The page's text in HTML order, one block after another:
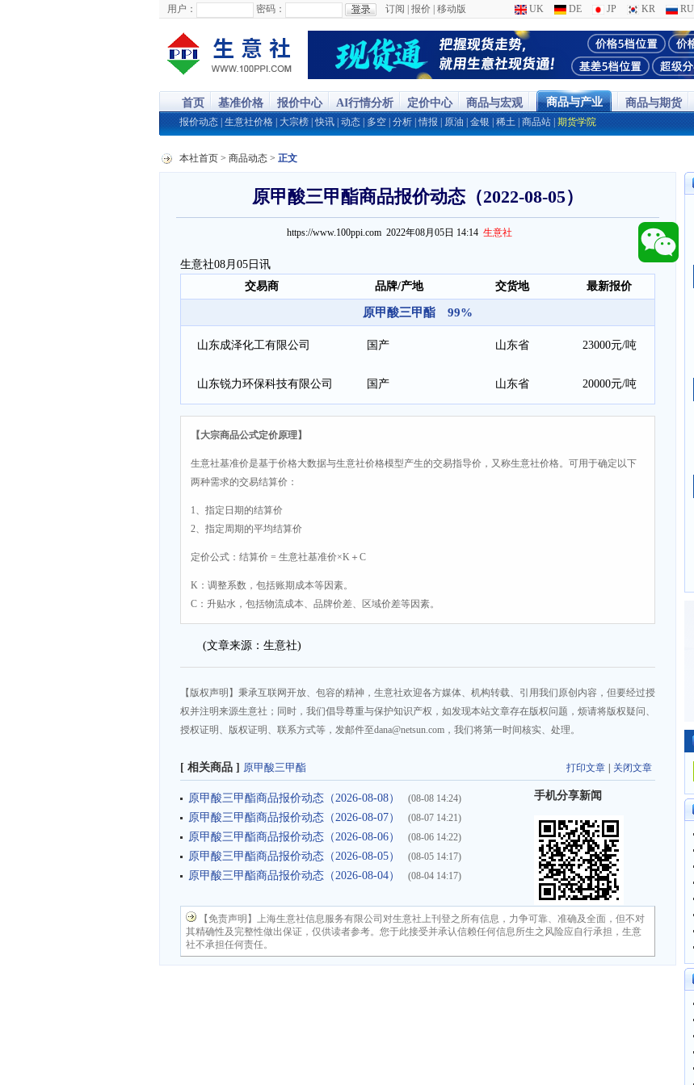
用户： 密码： 订阅 报价 移动版 UK DE JP KR RU
首页 基准价格 报价中心 AI行情分析 定价中心 商品与宏观 商品与产业 商品与期货
报价动态 生意社价格 大宗榜 |快讯 动态 多空 分析 |情报 原油 金银 稀土 商品站 期货学院
本社首页 > 商品动态 > 正文
原甲酸三甲酯商品报价动态（2022-08-05）
https://www.100ppi.com 2022年08月05日 14:14 生意社
生意社08月05日讯
交易商
品牌/产地 交货地 最新报价
原甲酸三甲酯 99%
山东成泽化工有限公司 国产 山东省 23000元/吨
山东锐力环保科技有限公司 国产 山东省 20000元/吨
【大宗商品公式定价原理】
生意社基准价是基于价格大数据与生意社价格模型产生的交易指导价，又称生意社价格。可用于确定以下
两种需求的交易结算价：
1、指定日期的结算价
2、指定周期的平均结算价
定价公式：结算价 = 生意社基准价×K＋C
K：调整系数，包括账期成本等因素。
C：升贴水，包括物流成本、品牌价差、区域价差等因素。
(文章来源：生意社)
【版权声明】秉承互联网开放、包容的精神，生意社欢迎各方媒体、机构转载、引用我们原创内容，但要经过授
权并注明来源生意社；同时，我们倡导尊重与保护知识产权，如发现本站文章存在版权问题，烦请将版权疑问、
授权证明、版权证明、联系方式等，发邮件至dana@netsun.com，我们将第一时间核实、处理。
打印文章 关闭文章
[ 相关商品 ] 原甲酸三甲酯
原甲酸三甲酯商品报价动态（2026-08-08） (08-08 14:24)
原甲酸三甲酯商品报价动态（2026-08-07） (08-07 14:21)
原甲酸三甲酯商品报价动态（2026-08-06） (08-06 14:22)
原甲酸三甲酯商品报价动态（2026-08-05） (08-05 14:17)
原甲酸三甲酯商品报价动态（2026-08-04） (08-04 14:17)
手机分享新闻
【免责声明】上海生意社信息服务有限公司对生意社上刊登之所有信息，力争可靠、准确及全面，但不对
其精确性及完整性做出保证，仅供读者参考。您于此接受并承认信赖任何信息所生之风险应自行承担，生意
社不承担任何责任。